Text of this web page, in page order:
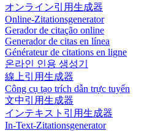
オンライン引用生成器
Online-Zitationsgenerator
Gerador de citação online
Generador de citas en línea
Générateur de citations en ligne
온라인 인용 생성기
線上引用生成器
Công cụ tạo trích dẫn trực tuyến
文中引用生成器
インテキスト引用生成器
In-Text-Zitationsgenerator